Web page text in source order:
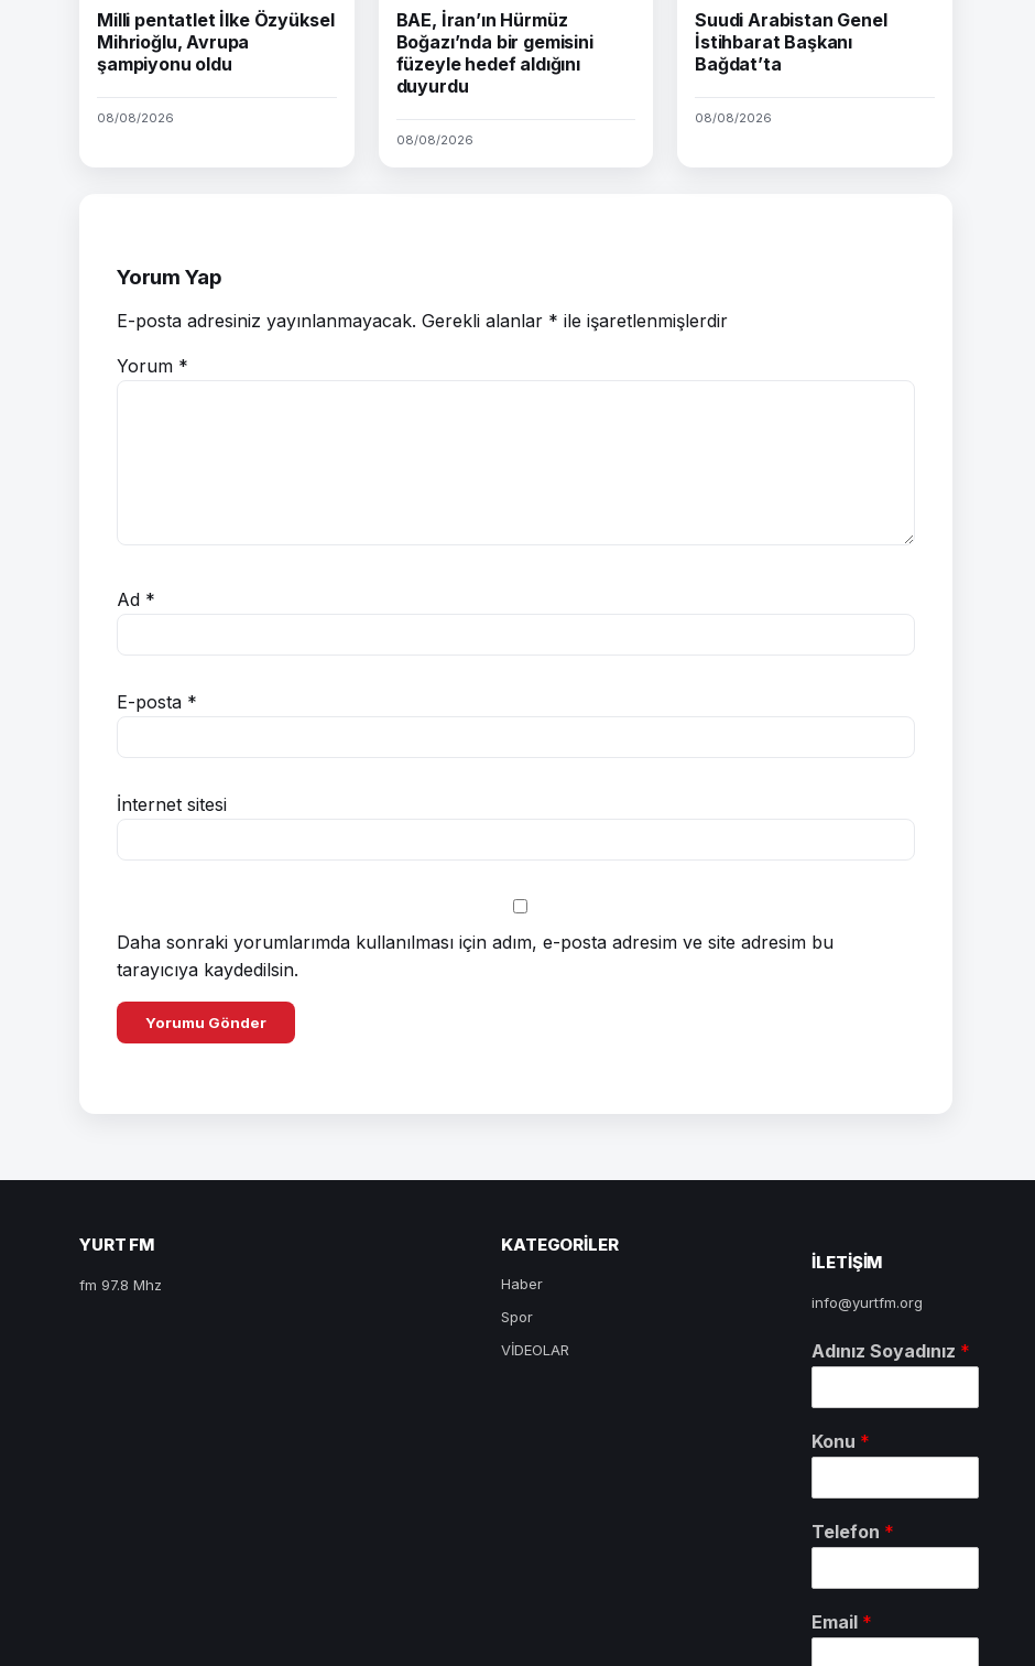
Milli pentatlet İlke Özyüksel
Mihrioğlu, Avrupa
şampiyonu oldu
08/08/2026
BAE, İran’ın Hürmüz
Boğazı’nda bir gemisini
füzeyle hedef aldığını
duyurdu
08/08/2026
Suudi Arabistan Genel
İstihbarat Başkanı
Bağdat’ta
08/08/2026
Yorum Yap
E-posta adresiniz yayınlanmayacak. Gerekli alanlar * ile işaretlenmişlerdir
Yorum *
Ad *
E-posta *
İnternet sitesi
Daha sonraki yorumlarımda kullanılması için adım, e-posta adresim ve site adresim bu
tarayıcıya kaydedilsin.
YURT FM
fm 97.8 Mhz
KATEGORILER
Haber
Spor
VİDEOLAR
ILETIŞIM
info@yurtfm.org
Adınız Soyadınız *
Konu *
Telefon *
Email *